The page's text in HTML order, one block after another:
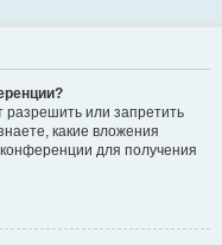
или запретить
какие вложения
для получения